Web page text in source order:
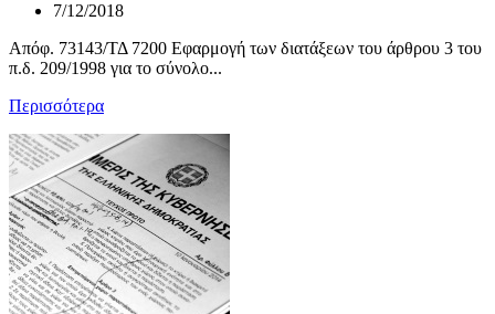
7/12/2018
Απόφ. 73143/ΤΔ 7200 Εφαρμογή των διατάξεων του άρθρου 3 του
π.δ. 209/1998 για το σύνολο...
Περισσότερα